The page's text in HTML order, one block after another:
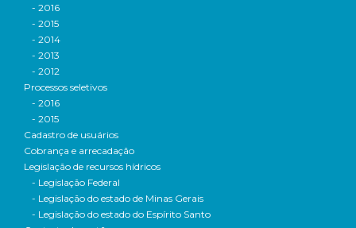
- 2016
- 2015
- 2014
- 2013
- 2012
Processos seletivos
- 2016
- 2015
Cadastro de usuários
Cobrança e arrecadação
Legislação de recursos hídricos
- Legislação Federal
- Legislação do estado de Minas Gerais
- Legislação do estado do Espírito Santo